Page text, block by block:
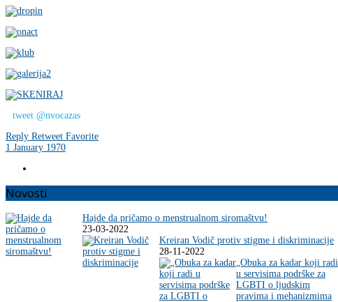
tweet @nvocazas
Reply Retweet Favorite
1 January 1970
Novosti
Hajde da pričamo o menstrualnom siromaštvu!
23-03-2022
Kreiran Vodič protiv stigme i diskriminacije
28-11-2022
„Obuka za kadar koji radi
u servisima podrške za
LGBTI o ljudskim
pravima i mehanizmima